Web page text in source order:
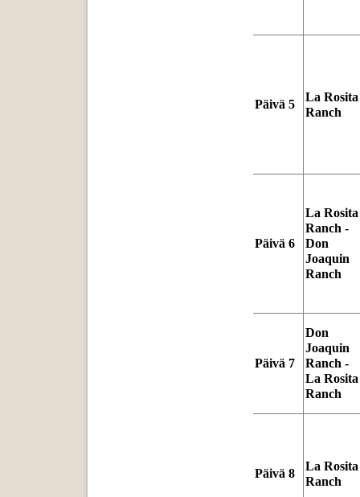
Päivä 5
La Rosita
Ranch
Päivä 6
La Rosita
Ranch -
Don
Joaquin
Ranch
Päivä 7
Don
Joaquin
Ranch -
La Rosita
Ranch
Päivä 8
La Rosita
Ranch